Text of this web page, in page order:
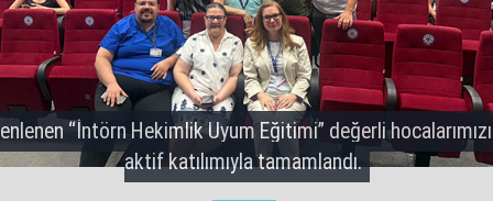
“İntörn Hekimlik Uyum Eğitimi” değerli
aktif katılımıyla tamamlandı.